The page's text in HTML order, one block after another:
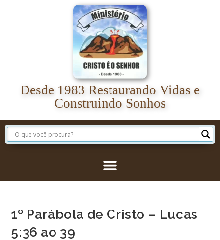
Desde 1983 Restaurando Vidas e
Construindo Sonhos
1º Parábola de Cristo – Lucas
5:36 ao 39